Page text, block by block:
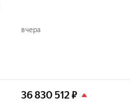
вчера
36 830 512₽